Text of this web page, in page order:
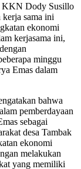
KKN Dody Susillo
kerja sama ini
ekonomi
kerjasama ini,
minggu
Emas dalam
bahwa
pemberdayaan
sebagai
desa Tambak
ekonomi
melakukan
yang memiliki